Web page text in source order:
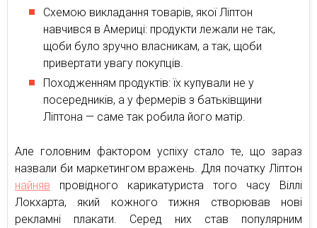
Схемою викладання товарів, якої Ліптон
навчився в Америці: продукти лежали не так,
щоби було зручно власникам, а так, щоби
привертати увагу покупців.
Походженням продуктів: їх купували не у
посередників, а у фермерів з батьківщини
Ліптона — саме так робила його матір.
Але головним фактором успіху стало те, що зараз
назвали би маркетингом вражень. Для початку Ліптон
найняв провідного карикатуриста того часу Віллі
Локхарта, який кожного тижня створював нові
рекламні плакати. Серед них став популярним